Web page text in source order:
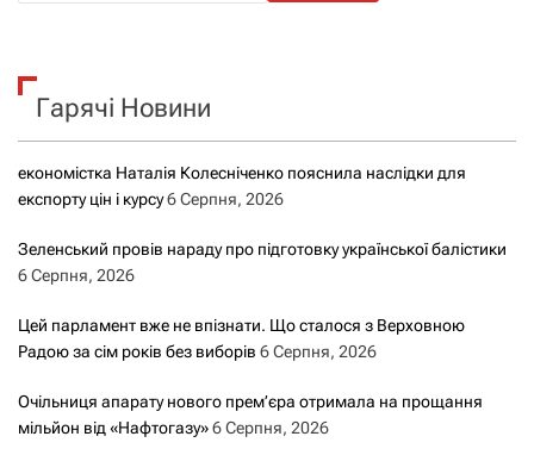
к
Гарячі Новини
економістка Наталія Колесніченко пояснила наслідки для
експорту цін і курсу6 Серпня, 2026
Зеленський провів нараду про підготовку української балістики
6 Серпня, 2026
Цей парламент вже не впізнати. Що сталося з Верховною
Радою за сім років без виборів 6 Серпня, 2026
Очільниця апарату нового прем’єра отримала на прощання
мільйон від «Нафтогазу»6 Серпня, 2026